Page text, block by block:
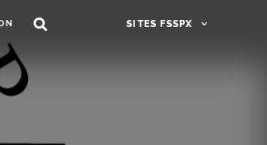
SITES FSSPX